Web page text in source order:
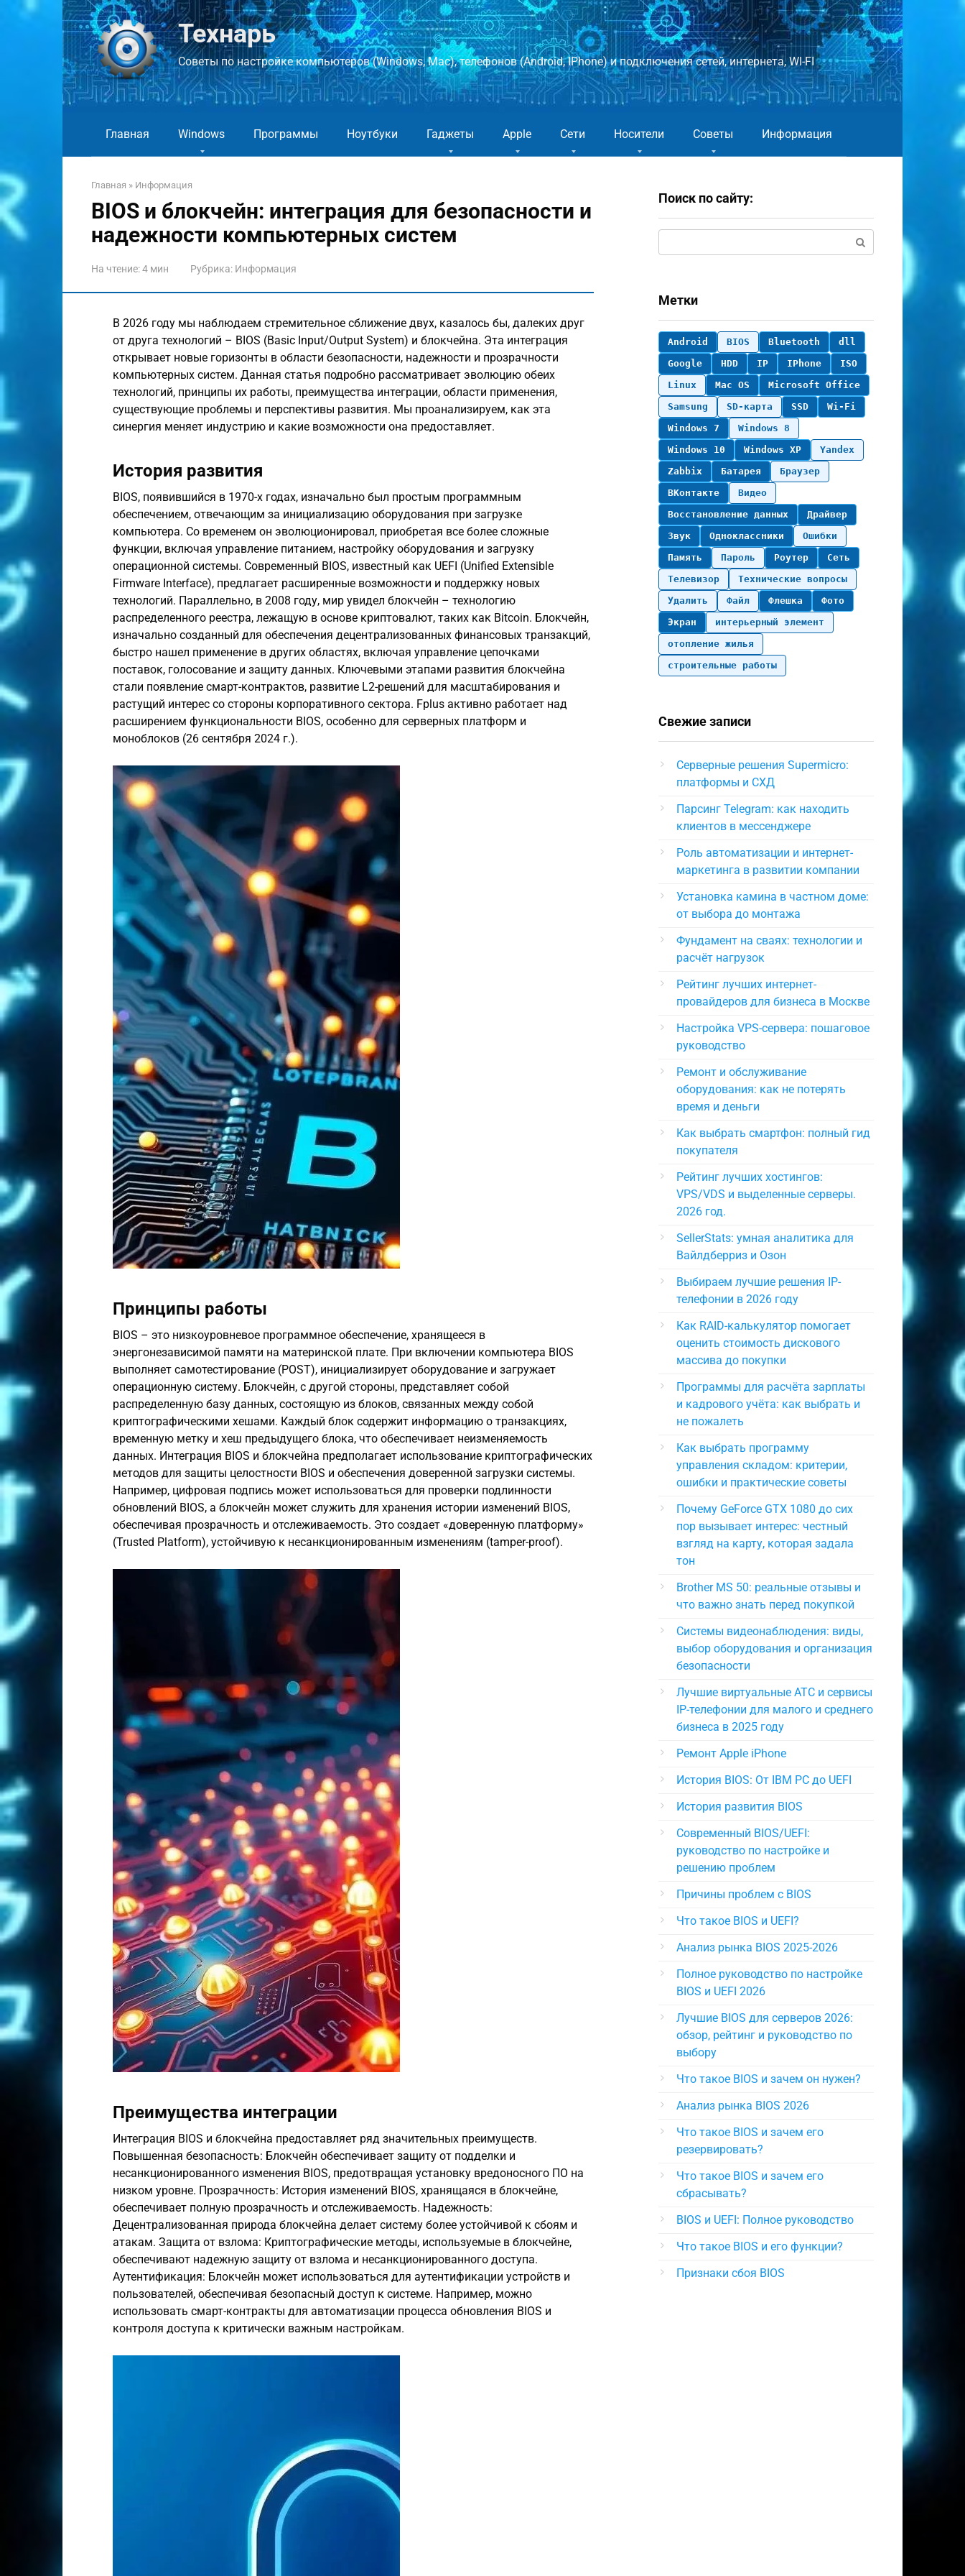
Перейти
Технарь
Советы по настройке компьютеров (Windows, Mac), телефонов (Android, IPhone) и подключения сетей, интернета, WI-FI
Главная Windows Программы Ноутбуки Гаджеты Apple Сети Носители Советы Информация
Главная » Информация
BIOS и блокчейн: интеграция для безопасности и
надежности компьютерных систем
На чтение:4 мин Рубрика: Информация
В 2026 году мы наблюдаем стремительное сближение двух, казалось бы, далеких друг
от друга технологий – BIOS (Basic Input/Output System) и блокчейна. Эта интеграция
открывает новые горизонты в области безопасности, надежности и прозрачности
компьютерных систем. Данная статья подробно рассматривает эволюцию обеих
технологий, принципы их работы, преимущества интеграции, области применения,
существующие проблемы и перспективы развития. Мы проанализируем, как эта
синергия меняет индустрию и какие возможности она предоставляет.
История развития
BIOS, появившийся в 1970-х годах, изначально был простым программным
обеспечением, отвечающим за инициализацию оборудования при загрузке
компьютера. Со временем он эволюционировал, приобретая все более сложные
функции, включая управление питанием, настройку оборудования и загрузку
операционной системы. Современный BIOS, известный как UEFI (Unified Extensible
Firmware Interface), предлагает расширенные возможности и поддержку новых
технологий. Параллельно, в 2008 году, мир увидел блокчейн – технологию
распределенного реестра, лежащую в основе криптовалют, таких как Bitcoin. Блокчейн,
изначально созданный для обеспечения децентрализованных финансовых транзакций,
быстро нашел применение в других областях, включая управление цепочками
поставок, голосование и защиту данных. Ключевыми этапами развития блокчейна
стали появление смарт-контрактов, развитие L2-решений для масштабирования и
растущий интерес со стороны корпоративного сектора. Fplus активно работает над
расширением функциональности BIOS, особенно для серверных платформ и
моноблоков (26 сентября 2024 г.).
Принципы работы
BIOS – это низкоуровневое программное обеспечение, хранящееся в
энергонезависимой памяти на материнской плате. При включении компьютера BIOS
выполняет самотестирование (POST), инициализирует оборудование и загружает
операционную систему. Блокчейн, с другой стороны, представляет собой
распределенную базу данных, состоящую из блоков, связанных между собой
криптографическими хешами. Каждый блок содержит информацию о транзакциях,
временную метку и хеш предыдущего блока, что обеспечивает неизменяемость
данных. Интеграция BIOS и блокчейна предполагает использование криптографических
методов для защиты целостности BIOS и обеспечения доверенной загрузки системы.
Например, цифровая подпись может использоваться для проверки подлинности
обновлений BIOS, а блокчейн может служить для хранения истории изменений BIOS,
обеспечивая прозрачность и отслеживаемость. Это создает «доверенную платформу»
(Trusted Platform), устойчивую к несанкционированным изменениям (tamper-proof).
Преимущества интеграции
Интеграция BIOS и блокчейна предоставляет ряд значительных преимуществ.
Повышенная безопасность: Блокчейн обеспечивает защиту от подделки и
несанкционированного изменения BIOS, предотвращая установку вредоносного ПО на
низком уровне. Прозрачность: История изменений BIOS, хранящаяся в блокчейне,
обеспечивает полную прозрачность и отслеживаемость. Надежность:
Децентрализованная природа блокчейна делает систему более устойчивой к сбоям и
атакам. Защита от взлома: Криптографические методы, используемые в блокчейне,
обеспечивают надежную защиту от взлома и несанкционированного доступа.
Аутентификация: Блокчейн может использоваться для аутентификации устройств и
пользователей, обеспечивая безопасный доступ к системе. Например, можно
использовать смарт-контракты для автоматизации процесса обновления BIOS и
контроля доступа к критически важным настройкам.
Поиск по сайту:
Метки
Android BIOS Bluetooth
dll
Google
HDD IP IPhone
ISO
Linux
Mac OS
Microsoft Office
Samsung
SD-карта SSD
Wi-Fi
Windows 7
Windows 8
Windows 10
Windows XP
Yandex
Zabbix
Батарея
Браузер
ВКонтакте
Видео
Восстановление данных
Драйвер
Звук
Одноклассники
Ошибки
Память
Пароль Роутер
Сеть
Телевизор
Технические вопросы
Удалить
Файл Флешка
Фото
Экран
интерьерный элемент
отопление жилья
строительные работы
Свежие записи
Серверные решения Supermicro:
платформы и СХД
Парсинг Telegram: как находить
клиентов в мессенджере
Роль автоматизации и интернет-
маркетинга в развитии компании
Установка камина в частном доме:
от выбора до монтажа
Фундамент на сваях: технологии и
расчёт нагрузок
Рейтинг лучших интернет-
провайдеров для бизнеса в Москве
Настройка VPS-сервера: пошаговое
руководство
Ремонт и обслуживание
оборудования: как не потерять
время и деньги
Как выбрать смартфон: полный гид
покупателя
Рейтинг лучших хостингов:
VPS/VDS и выделенные серверы.
2026 год.
SellerStats: умная аналитика для
Вайлдберриз и Озон
Выбираем лучшие решения IP-
телефонии в 2026 году
Как RAID-калькулятор помогает
оценить стоимость дискового
массива до покупки
Программы для расчёта зарплаты
и кадрового учёта: как выбрать и
не пожалеть
Как выбрать программу
управления складом: критерии,
ошибки и практические советы
Почему GeForce GTX 1080 до сих
пор вызывает интерес: честный
взгляд на карту, которая задала
тон
Brother MS 50: реальные отзывы и
что важно знать перед покупкой
Системы видеонаблюдения: виды,
выбор оборудования и организация
безопасности
Лучшие виртуальные АТС и сервисы
IP-телефонии для малого и среднего
бизнеса в 2025 году
Ремонт Apple iPhone
История BIOS: От IBM PC до UEFI
История развития BIOS
Современный BIOS/UEFI:
руководство по настройке и
решению проблем
Причины проблем с BIOS
Что такое BIOS и UEFI?
Анализ рынка BIOS 2025-2026
Полное руководство по настройке
BIOS и UEFI 2026
Лучшие BIOS для серверов 2026:
обзор, рейтинг и руководство по
выбору
Что такое BIOS и зачем он нужен?
Анализ рынка BIOS 2026
Что такое BIOS и зачем его
резервировать?
Что такое BIOS и зачем его
сбрасывать?
BIOS и UEFI: Полное руководство
Что такое BIOS и его функции?
Признаки сбоя BIOS